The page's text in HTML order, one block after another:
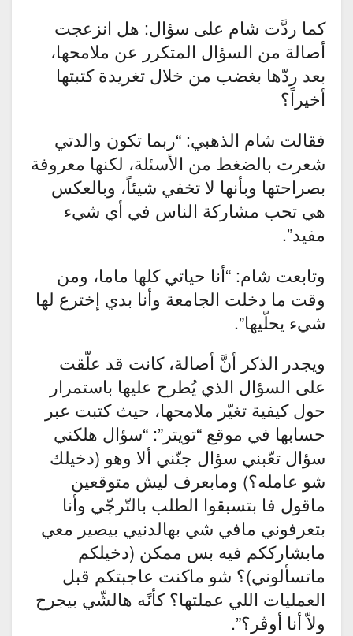
كما ردَّت شام على سؤال: هل انزعجت
أصالة من السؤال المتكرر عن ملامحها،
بعد ردّها بغضب من خلال تغريدة كتبتها
أخيراً؟
فقالت شام الذهبي: “ربما تكون والدتي
شعرت بالضغط من الأسئلة، لكنها معروفة
بصراحتها وبأنها لا تخفي شيئاً، وبالعكس
هي تحب مشاركة الناس في أي شيء
مفيد”.
وتابعت شام: “أنا حياتي كلها ماما، ومن
وقت ما دخلت الجامعة وأنا بدي إخترع لها
شيء يحلّيها”.
ويجدر الذكر أنَّ أصالة، كانت قد علّقت
على السؤال الذي يُطرح عليها باستمرار
حول كيفية تغيّر ملامحها، حيث كتبت عبر
حسابها في موقع “تويتر”: “سؤال هلكني
سؤال تعّبني سؤال جنّني ألا وهو (دخيلك
شو عامله؟) ومابعرف ليش متوقعين
ماقول فا بتسبقوا الطلب بالتّرجّي وأنا
بتعرفوني مافي شي بهالدنيي بيصير معي
مابشارككم فيه بس ممكن (دخيلكم
ماتسألوني)؟ شو ماكنت عاجبتكم قبل
العمليات اللي عملتها؟ كأنًه هالشّي بيجرح
ولاّ أنا أوڤر؟”.